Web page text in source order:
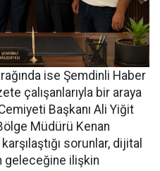
ise Şemdinli Haber
çalışanlarıyla bir araya
Başkanı Ali Yiğit
Müdürü Kenan
sorunlar, dijital
geleceğine ilişkin